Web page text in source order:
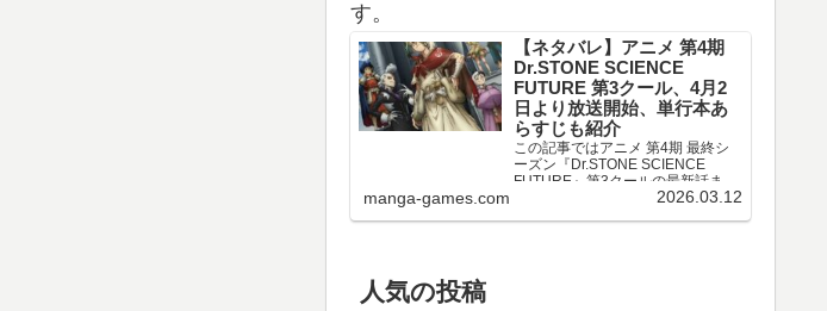
す。
【ネタバレ】アニメ 第4期
Dr.STONE SCIENCE
FUTURE 第3クール、4月2
日より放送開始、単行本あ
らすじも紹介
この記事ではアニメ 第4期 最終シ
ーズン『Dr.STONE SCIENCE
FUTURE』第3クールの最新話まで
のネタバレ・感想、さらに単行本
manga-games.com 2026.03.12
人気の投稿